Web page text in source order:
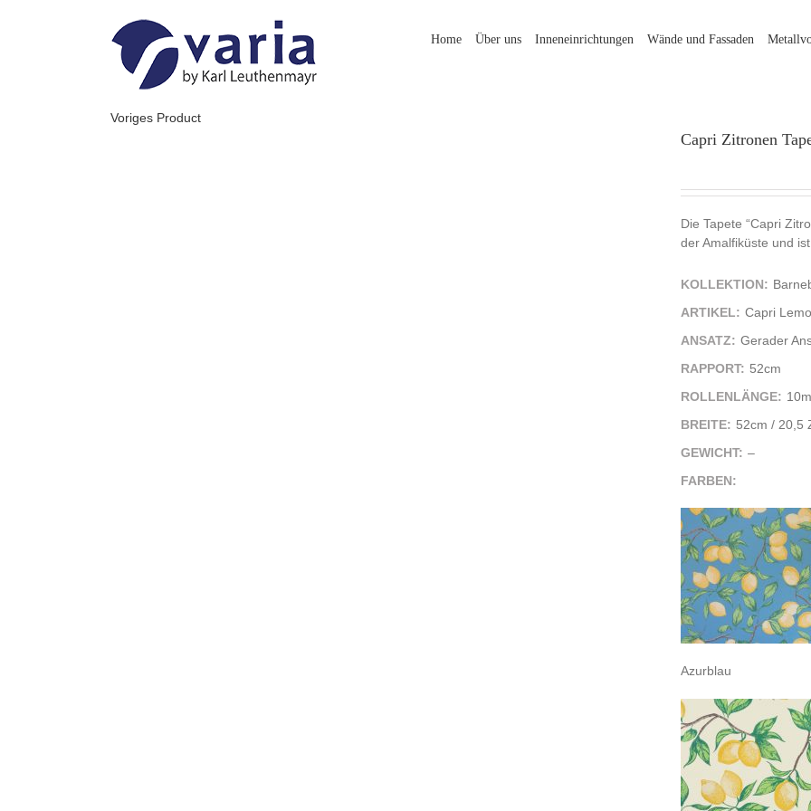
Home Über uns Inneneinrichtungen Wände und Fassaden
Voriges Product
Capri Zitronen
Die Tapete “Capri
der Amalfiküste und
KOLLEKTION:
ARTIKEL: Capri
ANSATZ: Gerader
RAPPORT: 52cm
ROLLENLÄNGE: 10m
BREITE: 52cm / 20,5
GEWICHT: –
FARBEN:
Azurblau